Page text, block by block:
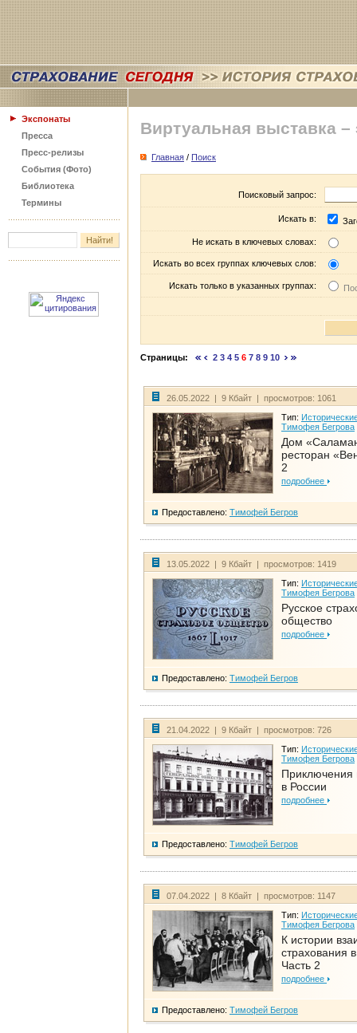
Экспонаты
Пресса
Пресс-релизы
События (Фото)
Библиотека
Термины
Виртуальная выставка –
Главная / Поиск
Поисковый запрос:
Искать в:
Не искать в ключевых словах:
Искать во всех группах ключевых слов:
Искать только в указанных группах:
Страницы: 2 3 4 5 6 7 8 9 10
26.05.2022 | 9 Кбайт | просмотров: 1061
Тип:
Тимофея Бегрова
Дом
ресторан
2
подробнее
Предоставлено: Тимофей Бегров
13.05.2022 | 9 Кбайт | просмотров: 1419
Тип:
Тимофея Бегрова
Русское
общество
подробнее
Предоставлено: Тимофей Бегров
21.04.2022 | 9 Кбайт | просмотров: 726
Тип:
Тимофея Бегрова
Приключения
в России
подробнее
Предоставлено: Тимофей Бегров
07.04.2022 | 8 Кбайт | просмотров: 1147
Тип:
Тимофея Бегрова
К истории
страхования
Часть 2
подробнее
Предоставлено: Тимофей Бегров